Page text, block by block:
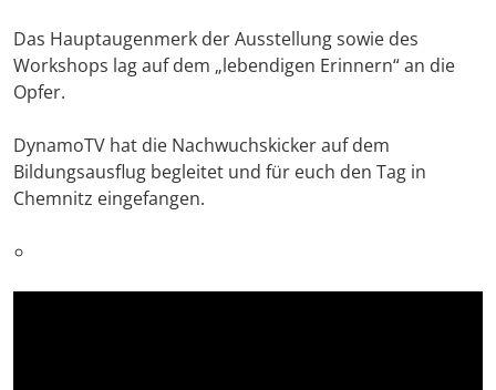
Das Hauptaugenmerk der Ausstellung sowie des
Workshops lag auf dem „lebendigen Erinnern“ an die
Opfer.
DynamoTV hat die Nachwuchskicker auf dem
Bildungsausflug begleitet und für euch den Tag in
Chemnitz eingefangen.